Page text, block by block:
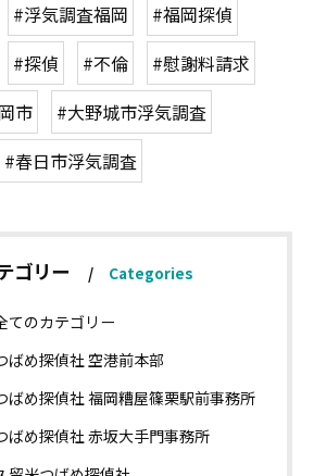
#浮気調査福岡
#福岡探偵
#探偵 #不倫
#慰謝料請求
市
#大野城市浮気調査
#春日市浮気調査
ゴリー Categories
てのカテゴリー
ばめ探偵社 空港前本部
ばめ探偵社 福岡糟屋篠栗駅前事務所
ばめ探偵社 赤坂大手門事務所